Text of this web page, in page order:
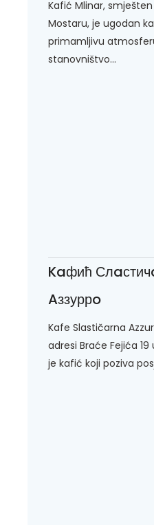
Kafić Mlinar,
Mostaru, je ugodan
primamljivu
stanovništvo...
Kaфић
Aззуррo
Kafe Slastičarna
adresi Braće Fejića
je kafić koji poziva